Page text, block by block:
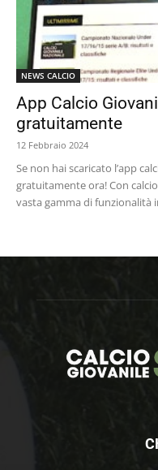
NEWS CALCIO
App Calcio
gratuitamente
12 Febbraio 2024
Se non hai scaricato l’app
gratuitamente ora! Con
vasta gamma di funzionalità